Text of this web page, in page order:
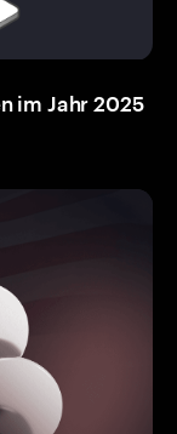
im Jahr 2025